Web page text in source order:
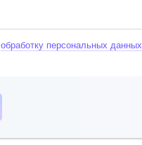
обработку персональных данных